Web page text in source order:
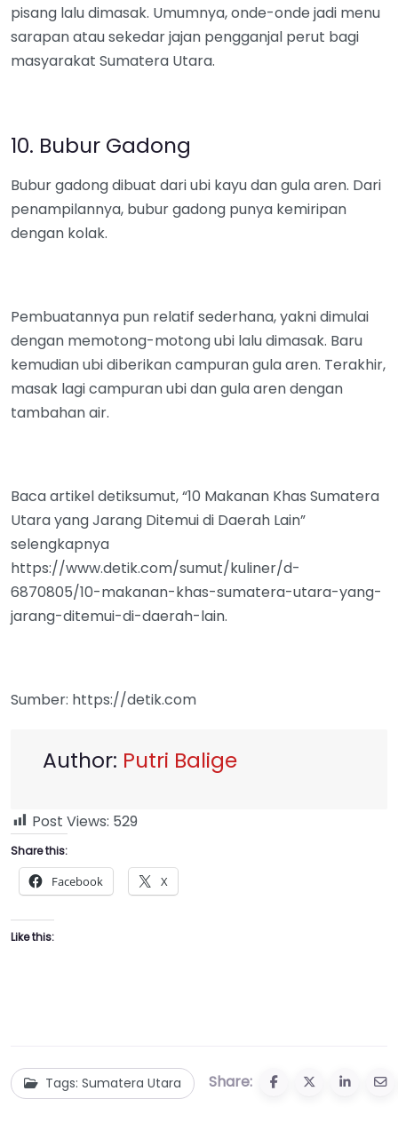
pisang lalu dimasak. Umumnya, onde-onde jadi menu
sarapan atau sekedar jajan pengganjal perut bagi
masyarakat Sumatera Utara.
10. Bubur Gadong
Bubur gadong dibuat dari ubi kayu dan gula aren. Dari
penampilannya, bubur gadong punya kemiripan
dengan kolak.
Pembuatannya pun relatif sederhana, yakni dimulai
dengan memotong-motong ubi lalu dimasak. Baru
kemudian ubi diberikan campuran gula aren. Terakhir,
masak lagi campuran ubi dan gula aren dengan
tambahan air.
Baca artikel detiksumut, “10 Makanan Khas Sumatera
Utara yang Jarang Ditemui di Daerah Lain”
selengkapnya
https://www.detik.com/sumut/kuliner/d-
6870805/10-makanan-khas-sumatera-utara-yang-
jarang-ditemui-di-daerah-lain.
Sumber: https://detik.com
Author: Putri Balige
Post Views: 529
Share this:
Facebook X
Like this:
Tags: Sumatera Utara Share: